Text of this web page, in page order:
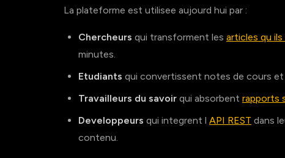
La plateforme est utilisee aujourd hui par :
Chercheurs qui transforment les articles qu
minutes.
Etudiants qui convertissent notes de cours
Travailleurs du savoir qui absorbent rapports
Developpeurs qui integrent l API REST dans
contenu.